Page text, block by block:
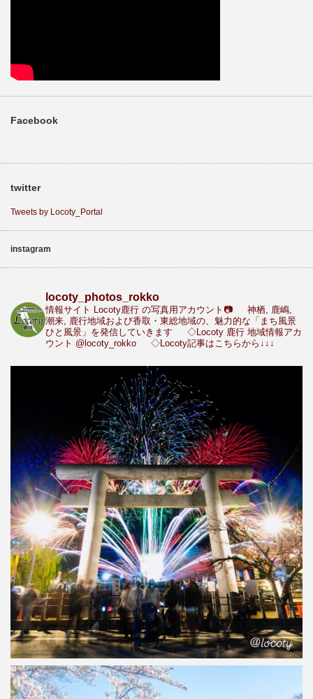
Facebook
twitter
Tweets by Locoty_Portal
instagram
locoty_photos_rokko
情報サイト Locoty鹿行 の写真用アカウント📷
神栖, 鹿嶋,
潮来, 鹿行地域および香取・東総地域の、魅力的な「まち風景
ひと風景」を発信していきます
◇Locoty 鹿行 地域情報アカ
ウント @locoty_rokko ◇Locoty記事はこちらから↓↓↓